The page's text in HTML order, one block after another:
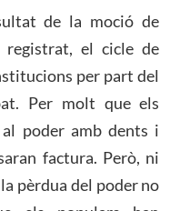
de la moció de
registrat, el cicle de
per part del
Per molt que els
poder amb dents i
factura. Però, ni
pèrdua del poder no